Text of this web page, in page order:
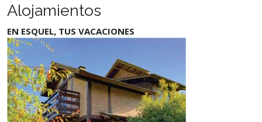
Alojamientos
EN ESQUEL, TUS VACACIONES